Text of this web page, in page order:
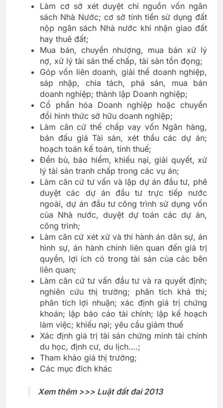
Làm cơ sở xét duyệt chi nguồn vốn ngân
sách Nhà Nước; cơ sở tính tiền sử dụng đất
nộp ngân sách Nhà nước khi nhận giao đất
hay thuê đất;
Mua bán, chuyển nhượng, mua bán xử lý
nợ, xử lý tài sản thế chấp, tài sản tồn đọng;
Góp vốn liên doanh, giải thể doanh nghiệp,
sáp nhập, chia tách, phá sản, mua bán
doanh nghiệp; thành lập Doanh nghiệp;
Cổ phần hóa Doanh nghiệp hoặc chuyển
đổi hình thức sở hữu doanh nghiệp;
Làm căn cứ thế chấp vay vốn Ngân hàng,
bán đấu giá Tài sản, xét thầu các dự án;
hoạch toán kế toán, tính thuế;
Đền bù, bảo hiểm, khiếu nại, giải quyết, xử
lý tài sản tranh chấp trong các vụ án;
Làm căn cứ tư vấn và lập dự án đầu tư, phê
duyệt các dự án đầu tư trực tiếp nước
ngoài, dự án đầu tư công trình sử dụng vốn
của Nhà nước, duyệt dự toán các dự án,
công trình;
Làm căn cứ xét xử và thi hành án dân sự, án
hình sự, án hành chính liên quan đến giá trị
quyền, lợi ích có trong tài sản của các bên
liên quan;
Làm căn cứ tư vấn đầu tư và ra quyết định;
nghiên cứu thị trường; phân tích khả thi;
phân tích lợi nhuận; xác định giá trị chứng
khoán; lập báo cáo tài chính; lập kế hoạch
làm việc; khiếu nại; yêu cầu giảm thuế
Xác định giá trị tài sản chứng minh tài chính
du học, định cư, du lịch….;
Tham khảo giá thị trường;
Các mục đích khác
Xem thêm >>> Luật đất đai 2013